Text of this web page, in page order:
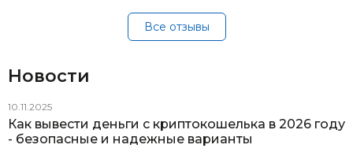
Все отзывы
Новости
10.11.2025
Как вывести деньги с криптокошелька в 2026 году
- безопасные и надежные варианты